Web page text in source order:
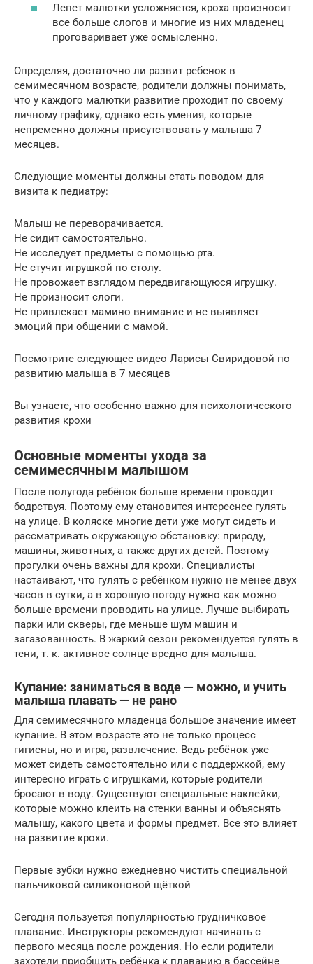
Лепет малютки усложняется, кроха произносит
все больше слогов и многие из них младенец
проговаривает уже осмысленно.
Определяя, достаточно ли развит ребенок в
семимесячном возрасте, родители должны понимать,
что у каждого малютки развитие проходит по своему
личному графику, однако есть умения, которые
непременно должны присутствовать у малыша 7
месяцев.
Следующие моменты должны стать поводом для
визита к педиатру:
Малыш не переворачивается.
Не сидит самостоятельно.
Не исследует предметы с помощью рта.
Не стучит игрушкой по столу.
Не провожает взглядом передвигающуюся игрушку.
Не произносит слоги.
Не привлекает мамино внимание и не выявляет
эмоций при общении с мамой.
Посмотрите следующее видео Ларисы Свиридовой по
развитию малыша в 7 месяцев
Вы узнаете, что особенно важно для психологического
развития крохи
Основные моменты ухода за
семимесячным малышом
После полугода ребёнок больше времени проводит
бодрствуя. Поэтому ему становится интереснее гулять
на улице. В коляске многие дети уже могут сидеть и
рассматривать окружающую обстановку: природу,
машины, животных, а также других детей. Поэтому
прогулки очень важны для крохи. Специалисты
настаивают, что гулять с ребёнком нужно не менее двух
часов в сутки, а в хорошую погоду нужно как можно
больше времени проводить на улице. Лучше выбирать
парки или скверы, где меньше шум машин и
загазованность. В жаркий сезон рекомендуется гулять в
тени, т. к. активное солнце вредно для малыша.
Купание: заниматься в воде — можно, и учить
малыша плавать — не рано
Для семимесячного младенца большое значение имеет
купание. В этом возрасте это не только процесс
гигиены, но и игра, развлечение. Ведь ребёнок уже
может сидеть самостоятельно или с поддержкой, ему
интересно играть с игрушками, которые родители
бросают в воду. Существуют специальные наклейки,
которые можно клеить на стенки ванны и объяснять
малышу, какого цвета и формы предмет. Все это влияет
на развитие крохи.
Первые зубки нужно ежедневно чистить специальной
пальчиковой силиконовой щёткой
Сегодня пользуется популярностью грудничковое
плавание. Инструкторы рекомендуют начинать с
первого месяца после рождения. Но если родители
захотели приобщить ребёнка к плаванию в бассейне